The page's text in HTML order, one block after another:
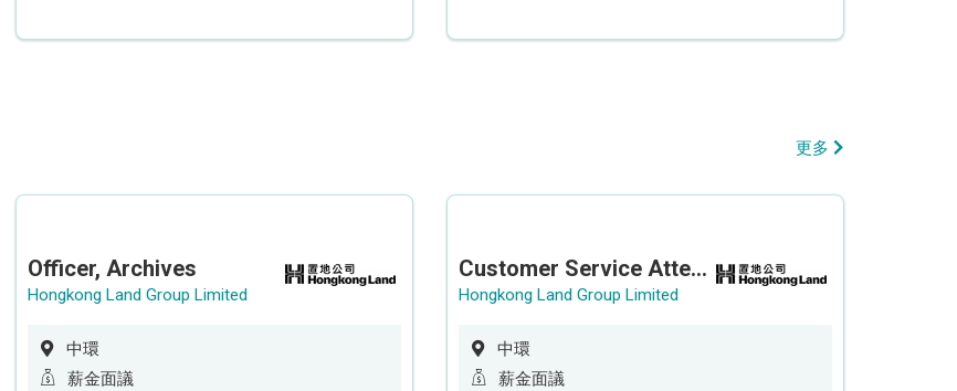
更多
Officer, Archives
Hongkong Land Group Limited
中環
薪金面議
Customer Service Attendant (5-day work)
Hongkong Land Group Limited
中環
薪金面議